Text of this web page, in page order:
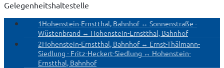
Gelegenheitshaltestelle
1Hohenstein-Ernstthal, Bahnhof ↔ Sonnenstraße -
Wüstenbrand ↔ Hohenstein-Ernstthal, Bahnhof
2Hohenstein-Ernstthal, Bahnhof ↔ Ernst-Thälmann-
Siedlung - Fritz-Heckert-Siedlung ↔ Hohenstein-
Ernstthal, Bahnhof